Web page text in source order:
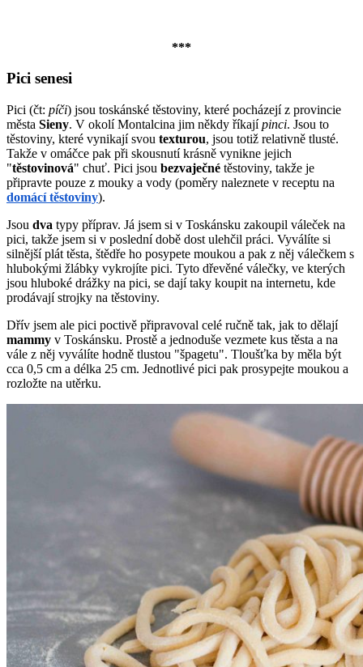
***
Pici senesi
Pici (čt: píči) jsou toskánské těstoviny, které pocházejí z provincie
města Sieny. V okolí Montalcina jim někdy říkajípinci. Jsou to
těstoviny, které vynikají svou texturou, jsou totiž relativně tlusté.
Takže v omáčce pak při skousnutí krásně vynikne jejich
"těstovinová" chuť. Pici jsou bezvaječné těstoviny, takže je
připravte pouze z mouky a vody (poměry naleznete v receptu na
domácí těstoviny).
Jsou dva typy příprav. Já jsem si v Toskánsku zakoupil váleček na
pici, takže jsem si v poslední době dost ulehčil práci. Vyválíte si
silnější plát těsta, štědře ho posypete moukou a pak z něj válečkem s
hlubokými žlábky vykrojíte pici. Tyto dřevěné válečky, ve kterých
jsou hluboké drážky na pici, se dají taky koupit na internetu, kde
prodávají strojky na těstoviny.
Dřív jsem ale pici poctivě připravoval celé ručně tak, jak to dělají
mammy v Toskánsku. Prostě a jednoduše vezmete kus těsta a na
vále z něj vyválíte hodně tlustou "špagetu". Tloušťka by měla být
cca 0,5 cm a délka 25 cm. Jednotlivé pici pak prosypejte moukou a
rozložte na utěrku.